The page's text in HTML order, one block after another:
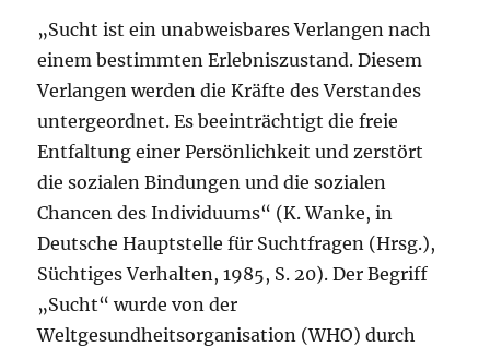
„Sucht ist ein unabweisbares Verlangen nach
einem bestimmten Erlebniszustand. Diesem
Verlangen werden die Kräfte des Verstandes
untergeordnet. Es beeinträchtigt die freie
Entfaltung einer Persönlichkeit und zerstört
die sozialen Bindungen und die sozialen
Chancen des Individuums“ (K. Wanke, in
Deutsche Hauptstelle für Suchtfragen (Hrsg.),
Süchtiges Verhalten, 1985, S. 20). Der Begriff
„Sucht“ wurde von der
Weltgesundheitsorganisation (WHO) durch